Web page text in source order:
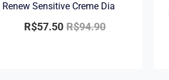
Renew Sensitive Creme Dia
R$94.90
R$57.50